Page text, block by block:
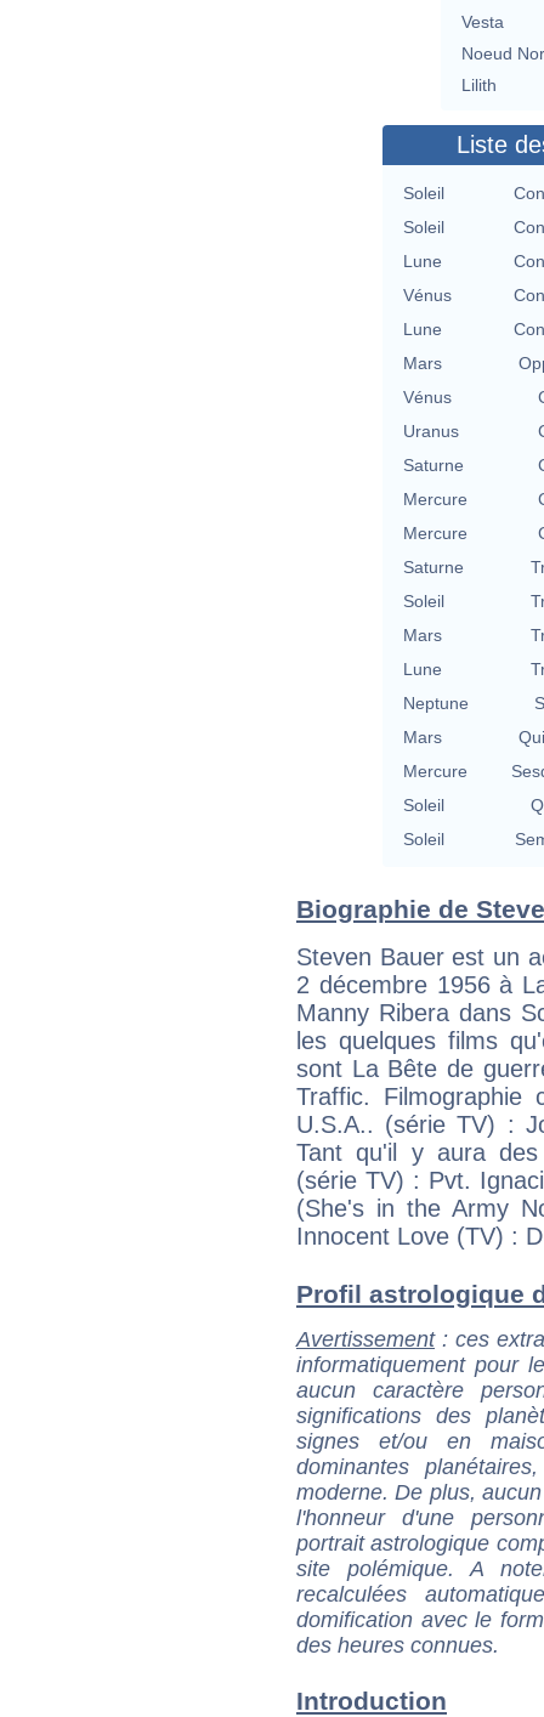
Vesta
Noeud
Lilith
Liste
Soleil
Soleil
Lune
Vénus
Lune
Mars
Vénus
Uranus
Saturne
Mercure
Mercure
Saturne
Soleil
Mars
Lune
Neptune
Mars
Mercure
Soleil
Soleil
Biographie de
Steven Bauer est un
2 décembre 1956 à
Manny Ribera dans
les quelques films
sont La Bête de
Traffic.
U.S.A.. (série TV) :
Tant qu'il y aura
(série TV) : Pvt.
(She's in the Army
Innocent Love (TV) :
Profil astrologique
Avertissement: ces
informatiquement pour
aucun caractère
significations des
signes et/ou en
dominantes
moderne. De plus,
l'honneur d'une
portrait astrologique
site polémique. A
recalculées
domification avec le
des heures connues.
Introduction